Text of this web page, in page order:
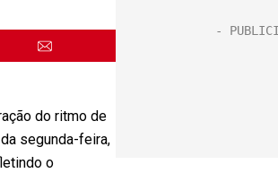
do ritmo de
segunda-feira,
o